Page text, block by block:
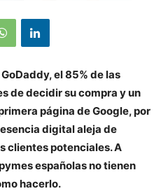
el 85% de las
de decidir su compra y un
página de Google, por
digital aleja de
clientes potenciales. A
españolas no tienen
hacerlo.